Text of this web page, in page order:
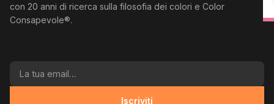
con 20 anni di ricerca sulla filosofia dei colori e Color
Consapevole®.
La tua email
Iscriviti